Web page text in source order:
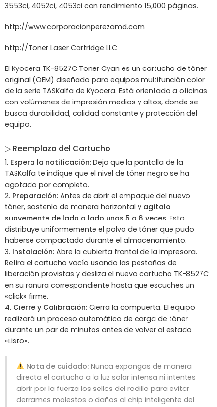
3553ci, 4052ci, 4053ci con rendimiento 15,000 páginas.
http://www.corporacionperezamd.com
http://Toner Laser Cartridge LLC
El Kyocera TK-8527C Toner Cyan es un cartucho de tóner
original (OEM) diseñado para equipos multifunción color
de la serie TASKalfa de Kyocera. Está orientado a oficinas
con volúmenes de impresión medios y altos, donde se
busca durabilidad, calidad constante y protección del
equipo.
▷ Reemplazo del Cartucho
Espera la notificación: Deja que la pantalla de la
TASKalfa te indique que el nivel de tóner negro se ha
agotado por completo.
Preparación: Antes de abrir el empaque del nuevo
tóner, sostenlo de manera horizontal y agítalo
suavemente de lado a lado unas 5 o 6 veces. Esto
distribuye uniformemente el polvo de tóner que pudo
haberse compactado durante el almacenamiento.
Instalación: Abre la cubierta frontal de la impresora.
Retira el cartucho vacío usando las pestañas de
liberación provistas y desliza el nuevo cartucho TK-8527C
en su ranura correspondiente hasta que escuches un
«click» firme.
Cierre y Calibración: Cierra la compuerta. El equipo
realizará un proceso automático de carga de tóner
durante un par de minutos antes de volver al estado
«Listo».
Nota de cuidado: Nunca expongas de manera
directa el cartucho a la luz solar intensa ni intentes
abrir por la fuerza los sellos del rodillo para evitar
derrames molestos o daños al chip inteligente del